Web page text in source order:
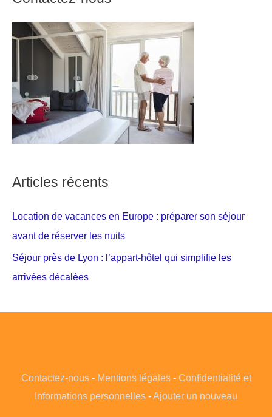
Articles récents
Location de vacances en Europe : préparer son séjour
avant de réserver les nuits
Séjour près de Lyon : l’appart-hôtel qui simplifie les
arrivées décalées
Contactez-nous- Mentions légales- Confidentialité et
Informations personnelles -Ajouter un nouveau